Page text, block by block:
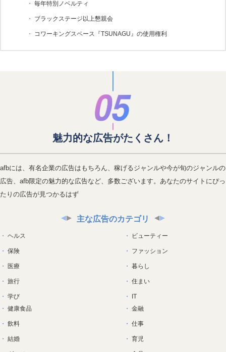
毎年特別ノベルティ
ブラックステージ以上懇親会
コワーキングスペース『TSUNAGU』の使用権利
魅力的な広告がたくさん！
afbには、有名企業の広告はもちろん、稼げるジャンルや今が旬のジャンルの
広告、afb限定の魅力的な広告など、多数ございます。あなたのサイトにぴっ
たりの広告が見つかるはず
主な広告のカテゴリ
ヘルス
保険
医療
旅行
学び
ビューティー
ファッション
暮らし
住まい
IT
健康食品
飲料
結婚
金融
仕事
育児